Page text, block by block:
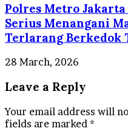
Polres Metro
Serius Menangani
Terlarang Berkedok
28 March, 2026
Leave a Reply
Your email address will
fields are marked *